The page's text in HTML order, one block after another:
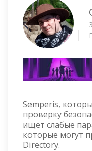
Semperis,
проверку
ищет слабые
которые могут
Directory.